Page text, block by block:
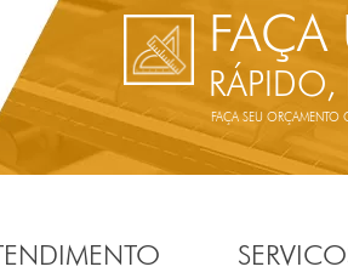
FAÇA SEU ORÇAMENTO